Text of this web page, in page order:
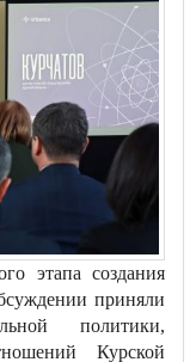
этапа создания
приняли
политики,
Курской